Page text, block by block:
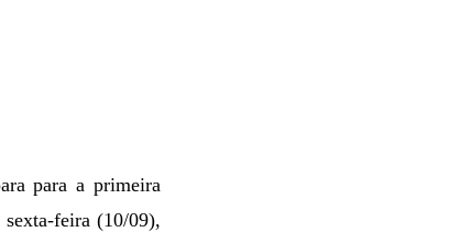
para a primeira
feira (10/09),